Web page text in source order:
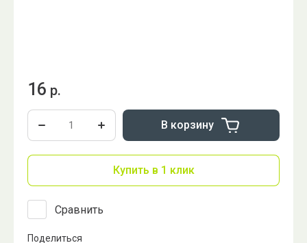
16 р.
В корзину
Купить в 1 клик
Сравнить
Поделиться